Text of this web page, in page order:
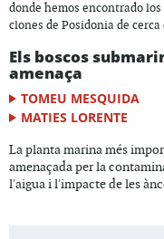
donde hemos encontrado
clones de Posidonia de cerca
Els boscos
amenaça
TOMEU MESQUIDA
MATIES LORENTE
La planta marina més
amenaçada per la
l'aigua i l'impacte de les